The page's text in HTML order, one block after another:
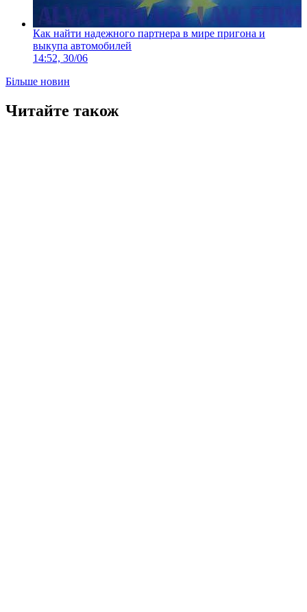
Как найти надежного партнера в мире пригона и
выкупа автомобилей
14:52, 30/06
Більше новин
Читайте також